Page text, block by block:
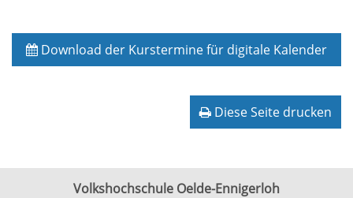
Download der Kurstermine für digitale Kalender
Diese Seite drucken
Volkshochschule Oelde-Ennigerloh